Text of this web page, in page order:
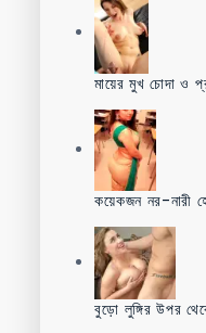
মায়ের মুখ চোদা ও
কয়েকজন নর-নারী
বুড়ো লুঙ্গির উপর